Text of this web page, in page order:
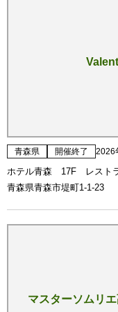
青森県 開催終了 2026
ホテル青森 17F レスト
青森県青森市堤町1-1-23
マスターソムリ